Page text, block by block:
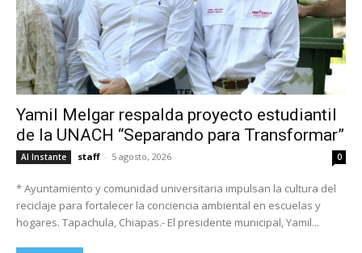
Yamil Melgar respalda proyecto estudiantil
de la UNACH “Separando para Transformar”
Al Instante staff - 5 agosto, 2026 0
* Ayuntamiento y comunidad universitaria impulsan la cultura del
reciclaje para fortalecer la conciencia ambiental en escuelas y
hogares. Tapachula, Chiapas.- El presidente municipal, Yamil...